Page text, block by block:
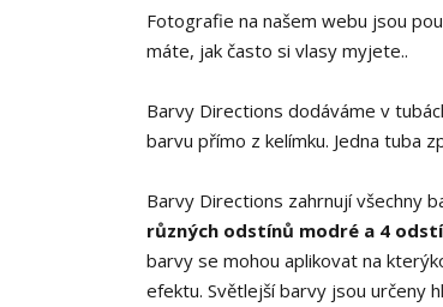
Fotografie na našem webu jsou
máte, jak často si vlasy myjete..
Barvy Directions dodáváme v
barvu přímo z kelímku. Jedna tuba
Barvy Directions zahrnují všechny
různých odstínů modré a 4
barvy se mohou aplikovat na
efektu. Světlejší barvy jsou určeny